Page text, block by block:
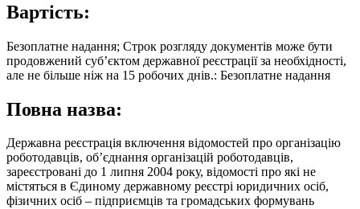
Вартість:
Безоплатне надання; Строк розгляду документів може бути
продовжений суб’єктом державної реєстрації за необхідності,
але не більше ніж на 15 робочих днів.: Безоплатне надання
Повна назва:
Державна реєстрація включення відомостей про організацію
роботодавців, об’єднання організацій роботодавців,
зареєстровані до 1 липня 2004 року, відомості про які не
містяться в Єдиному державному реєстрі юридичних осіб,
фізичних осіб – підприємців та громадських формувань